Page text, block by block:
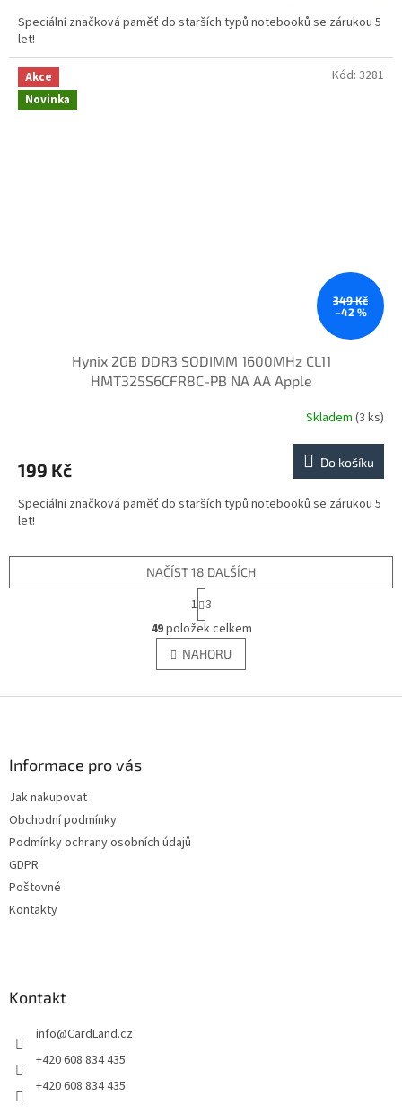
Speciální značková paměť do starších typů notebooků se zárukou 5
let!
Akce
Novinka
349 Kč
–42 %
Hynix 2GB DDR3 SODIMM 1600MHz CL11
HMT325S6CFR8C-PB NA AA Apple
Skladem (3 ks)
199 Kč Do košíku
Speciální značková paměť do starších typů notebooků se zárukou 5
let!
Kód: 3281
O
v
l
á
NAČÍST 18 DALŠÍCH
t
r
á
n
k
v
1 3
49položek celkem
NAHORU
Informace pro vás
Jak nakupovat
Obchodní podmínky
Podmínky ochrany osobních údajů
GDPR
Poštovné
Kontakty
Kontakt
info@CardLand.cz
+420 608 834 435
+420 608 834 435